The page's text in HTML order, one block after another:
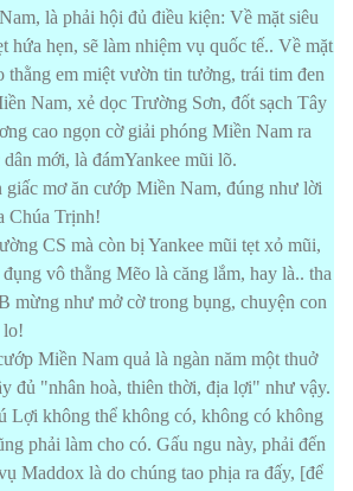
là phải hội đủ điều kiện: Về mặt siêu
hứa hẹn, sẽ làm nhiệm vụ quốc tế.. Về mặt
thằng em miệt vườn tin tưởng, trái tim đen
Nam, xẻ dọc Trường Sơn, đốt sạch Tây
cao ngọn cờ giải phóng Miền Nam ra
mới, là đámYankee mũi lõ.
giấc mơ ăn cướp Miền Nam, đúng như lời
Chúa Trịnh!
CS mà còn bị Yankee mũi tẹt xỏ mũi,
vô thằng Mẽo là căng lắm, hay là.. tha
mừng như mở cờ trong bụng, chuyện con
lo!
Miền Nam quả là ngàn năm một thuở
đủ "nhân hoà, thiên thời, địa lợi" như vậy.
Lợi không thể không có, không có không
phải làm cho có. Gấu ngu này, phải đến
Maddox là do chúng tao phịa ra đấy, [để